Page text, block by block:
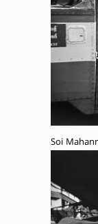
Soi